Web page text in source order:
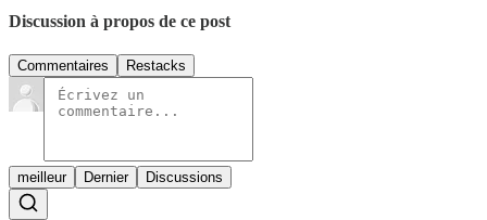
Discussion à propos de ce post
Commentaires Restacks
meilleur Dernier Discussions